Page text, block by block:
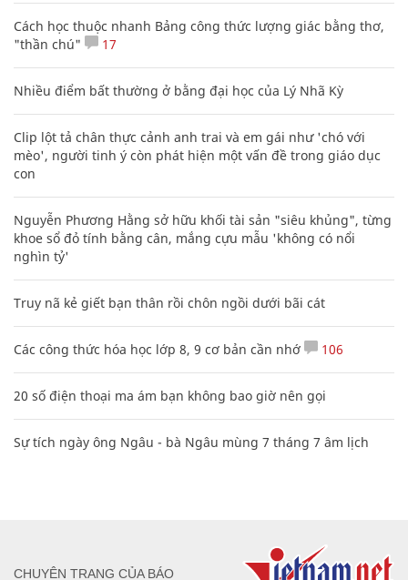
Cách học thuộc nhanh Bảng công thức lượng giác bằng thơ,
"thần chú"
17
Nhiều điểm bất thường ở bằng đại học của Lý Nhã Kỳ
Clip lột tả chân thực cảnh anh trai và em gái như 'chó với
mèo', người tinh ý còn phát hiện một vấn đề trong giáo dục
con
Nguyễn Phương Hằng sở hữu khối tài sản "siêu khủng", từng
khoe sổ đỏ tính bằng cân, mắng cựu mẫu 'không có nổi
nghìn tỷ'
Truy nã kẻ giết bạn thân rồi chôn ngồi dưới bãi cát
Các công thức hóa học lớp 8, 9 cơ bản cần nhớ 106
20 số điện thoại ma ám bạn không bao giờ nên gọi
Sự tích ngày ông Ngâu - bà Ngâu mùng 7 tháng 7 âm lịch
CHUYÊN TRANG CỦA BÁO